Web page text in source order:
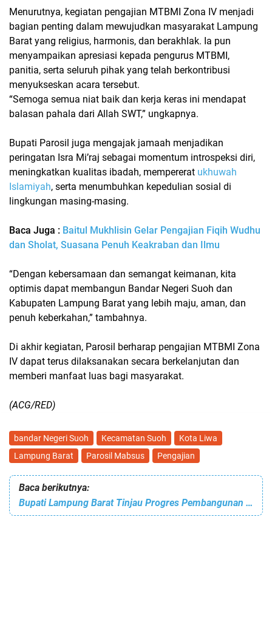
Menurutnya, kegiatan pengajian MTBMI Zona IV menjadi
bagian penting dalam mewujudkan masyarakat Lampung
Barat yang religius, harmonis, dan berakhlak. Ia pun
menyampaikan apresiasi kepada pengurus MTBMI,
panitia, serta seluruh pihak yang telah berkontribusi
menyukseskan acara tersebut.
“Semoga semua niat baik dan kerja keras ini mendapat
balasan pahala dari Allah SWT,” ungkapnya.
Bupati Parosil juga mengajak jamaah menjadikan
peringatan Isra Mi’raj sebagai momentum introspeksi diri,
meningkatkan kualitas ibadah, mempererat ukhuwah
Islamiyah, serta menumbuhkan kepedulian sosial di
lingkungan masing-masing.
Baca Juga : Baitul Mukhlisin Gelar Pengajian Fiqih Wudhu
dan Sholat, Suasana Penuh Keakraban dan Ilmu
“Dengan kebersamaan dan semangat keimanan, kita
optimis dapat membangun Bandar Negeri Suoh dan
Kabupaten Lampung Barat yang lebih maju, aman, dan
penuh keberkahan,” tambahnya.
Di akhir kegiatan, Parosil berharap pengajian MTBMI Zona
IV dapat terus dilaksanakan secara berkelanjutan dan
memberi manfaat luas bagi masyarakat.
(ACG/RED)
bandar Negeri Suoh Kecamatan Suoh
Kota Liwa
Lampung Barat
Parosil Mabsus Pengajian
Baca berikutnya:
Bupati Lampung Barat Tinjau Progres Pembangunan Jalan di Pekon Tugu Ratu, Kecamatan Suoh